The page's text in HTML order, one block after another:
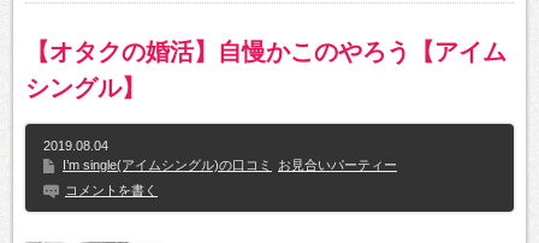
【オタクの婚活】自慢かこのやろう【アイム
シングル】
2019.08.04
I’m single(アイムシングル)の口コミ
お見合いパーティー
コメントを書く